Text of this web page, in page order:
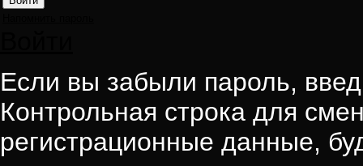
Если вы забыли пароль,
Контрольная строка для
регистрационные данные,